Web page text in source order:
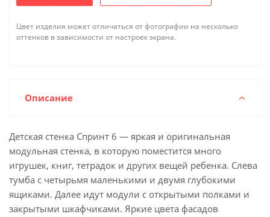
Цвет изделия может отличаться от фотографии на несколько
оттенков в зависимости от настроек экрана.
Описание
Детская стенка Спринт 6 — яркая и оригинальная
модульная стенка, в которую поместится много
игрушек, книг, тетрадок и других вещей ребенка. Слева
тумба с четырьмя маленькими и двумя глубокими
ящиками. Далее идут модули с открытыми полками и
закрытыми шкафчиками. Яркие цвета фасадов